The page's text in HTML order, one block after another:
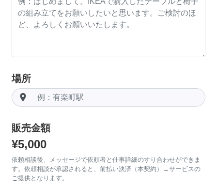
場所
room
販売金額
¥5,000
依頼相談後、メッセージで依頼者と仕事詳細のすり合わせができま
す。依頼相談が承認されると、前払い決済（本契約）→サービスの
ご提供となります。